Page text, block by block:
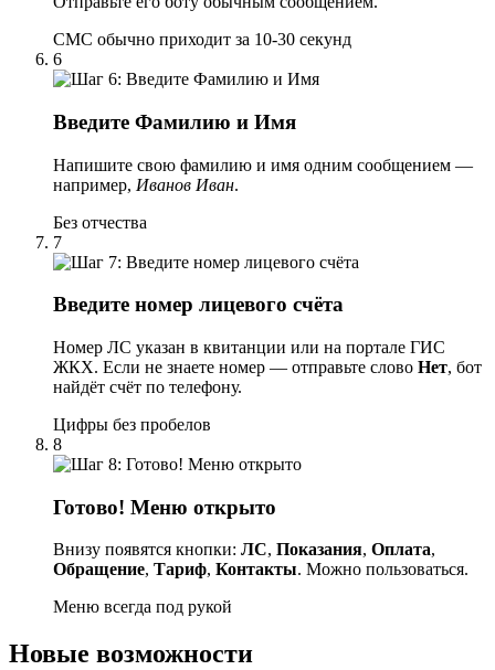
СМС обычно приходит за 10-30 секунд
6
Введите Фамилию и Имя
Напишите свою фамилию и имя одним сообщением —
например, Иванов Иван.
Без отчества
7
Введите номер лицевого счёта
Номер ЛС указан в квитанции или на портале ГИС
ЖКХ. Если не знаете номер — отправьте слово Нет, бот
найдёт счёт по телефону.
Цифры без пробелов
8
Готово! Меню открыто
Внизу появятся кнопки: ЛС, Показания, Оплата,
Обращение, Тариф, Контакты. Можно пользоваться.
Меню всегда под рукой
Новые возможности